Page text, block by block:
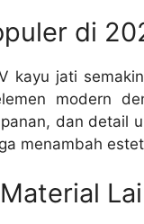
di
kayu jati
modern
dan detail
menambah